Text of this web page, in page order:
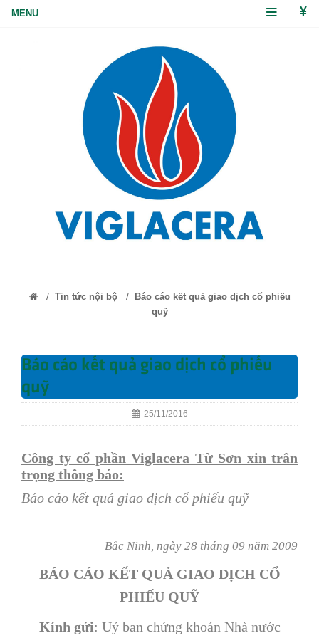
/ Tin tức nội bộ/
Báo cáo kết quả giao dịch cổ phiếu
quỹ
Báo cáo kết quả giao dịch cổ phiếu
quỹ
25/11/2016
Công ty cổ phần Viglacera Từ Sơn xin trân
trọng thông báo:
Báo cáo kết quả giao dịch cổ phiếu quỹ
Bắc Ninh, ngày 28 tháng 09 năm 2009
BÁO CÁO KẾT QUẢ GIAO DỊCH CỔ
PHIẾU QUỸ
Kính gửi: Uỷ ban chứng khoán Nhà nước